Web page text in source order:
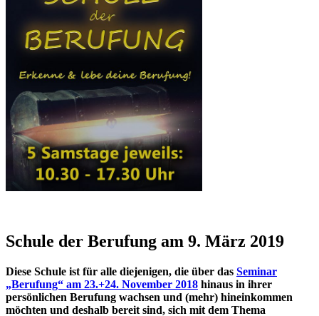
Schule der Berufung am 9. März 2019
Diese Schule ist für alle diejenigen, die über das Seminar
„Berufung“ am 23.+24. November 2018 hinaus in ihrer
persönlichen Berufung wachsen und (mehr) hineinkommen
möchten und deshalb bereit sind, sich mit dem Thema